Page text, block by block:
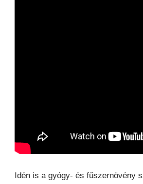
Idén is a gyógy- és fűszernövény